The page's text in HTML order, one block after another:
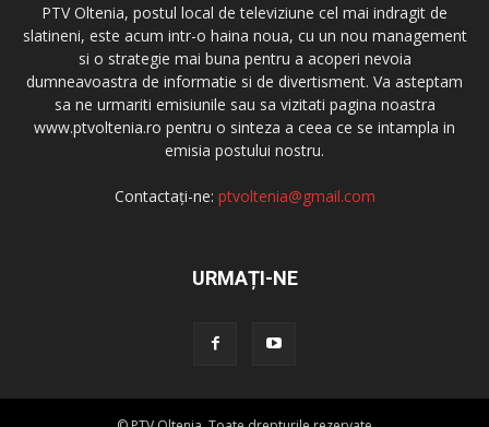
PTV Oltenia, postul local de televiziune cel mai indragit de
slatineni, este acum intr-o haina noua, cu un nou management
si o strategie mai buna pentru a acoperi nevoia
dumneavoastra de informatie si de divertisment. Va asteptam
sa ne urmariti emisiunile sau sa vizitati pagina noastra
www.ptvoltenia.ro pentru o sinteza a ceea ce se intampla in
emisia postului nostru.
Contactați-ne: ptvoltenia@gmail.com
URMAȚI-NE